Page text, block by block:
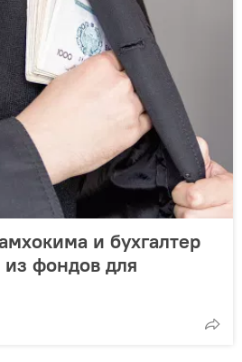
и бухгалтер
из фондов для